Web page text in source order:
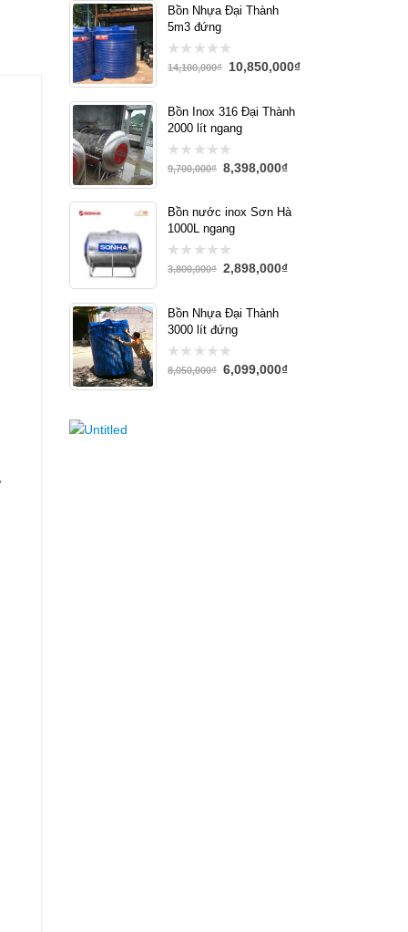
Bồn Nhựa Đại Thành
5m3 đứng
0
14,100,000₫ 10,850,000₫
Bồn Inox 316 Đại Thành
2000 lít ngang
0
9,700,000₫ 8,398,000₫
Bồn nước inox Sơn Hà
1000L ngang
0
3,800,000₫ 2,898,000₫
Bồn Nhựa Đại Thành
3000 lít đứng
0
8,050,000₫ 6,099,000₫